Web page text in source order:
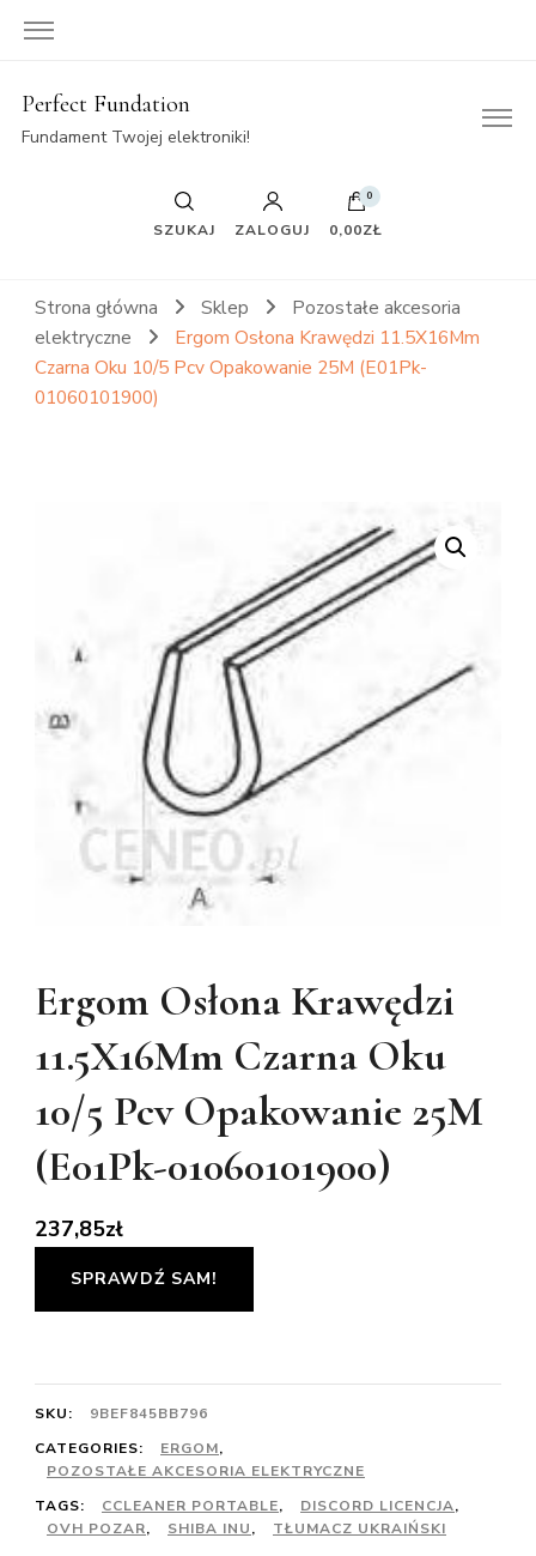
Perfect Fundation
Fundament Twojej elektroniki!
SZUKAJ ZALOGUJ
0
0,00ZŁ
Strona główna Sklep
Pozostałe akcesoria
elektryczne
Ergom Osłona Krawędzi 11.5X16Mm
Czarna Oku 10/5 Pcv Opakowanie 25M (E01Pk-
01060101900)
Ergom Osłona Krawędzi
11.5X16Mm Czarna Oku
10/5 Pcv Opakowanie 25M
(E01Pk-01060101900)
237,85zł
SPRAWDŹ SAM!
SKU:
9BEF845BB796
CATEGORIES:
ERGOM,
POZOSTAŁE AKCESORIA ELEKTRYCZNE
TAGS:
CCLEANER PORTABLE, DISCORD LICENCJA,
OVH POZAR, SHIBA INU, TŁUMACZ UKRAIŃSKI